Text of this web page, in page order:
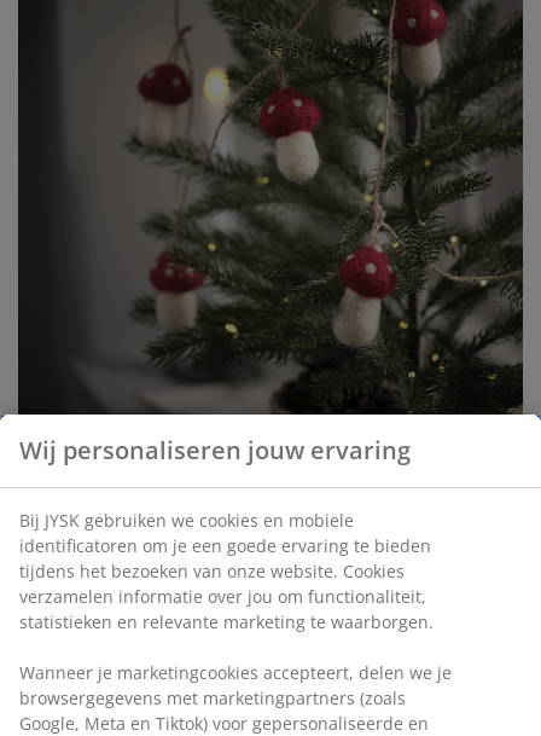
FROST is eenkunstboom met LED-lampjes,
ontworpen met open takken die ruimte bieden
voor decoratie.
Neem bijvoorbeeld de vilten
bij het benadrukken van de natuur als
belangrijkste inspiratiebron voor de collectie.
Wij personaliseren jouw ervaring
Bij JYSK gebruiken we cookies en mobiele
identificatoren om je een goede ervaring te bieden
tijdens het bezoeken van onze website. Cookies
verzamelen informatie over jou om functionaliteit,
statistieken en relevante marketing te waarborgen.
Wanneer je marketingcookies accepteert, delen we je
browsergegevens met marketingpartners (zoals
Google, Meta en Tiktok) voor gepersonaliseerde en